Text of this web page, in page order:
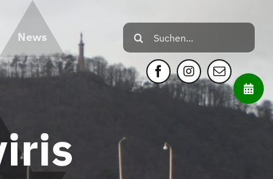
News
Suche
nach:
Toggle
Sliding